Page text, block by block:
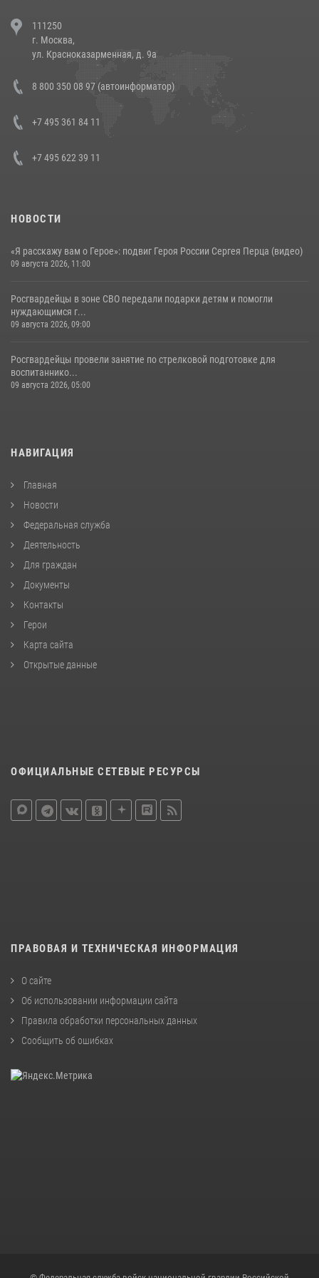
напавших на бригаду скорой помощи (видео)
14 июля 2026, 12:20
Состоялась рабочая встреча директора Росгвардии Героя России
генерала армии Виктора Золотова с заместителем полномочного
представителя Президента Российской Федерации в Северо-
Кавказском федеральном округе Виталием Кузнецовым
111250
г. Москва,
ул. Красноказарменная, д. 9а
8 800 350 08 97 (автоинформатор)
+7 495 361 84 11
+7 495 622 39 11
НОВОСТИ
«Я расскажу вам о Герое»: подвиг Героя России Сергея Перца (видео)
09 августа 2026, 11:00
Росгвардейцы в зоне СВО передали подарки детям и помогли
нуждающимся г...
09 августа 2026, 09:00
Росгвардейцы провели занятие по стрелковой подготовке для
воспитаннико...
09 августа 2026, 05:00
НАВИГАЦИЯ
Главная
Новости
Федеральная служба
Деятельность
Для граждан
Документы
Контакты
Герои
Карта сайта
Открытые данные
ОФИЦИАЛЬНЫЕ СЕТЕВЫЕ РЕСУРСЫ
ПРАВОВАЯ И ТЕХНИЧЕСКАЯ ИНФОРМАЦИЯ
О сайте
Об использовании информации сайта
Правила обработки персональных данных
Сообщить об ошибках